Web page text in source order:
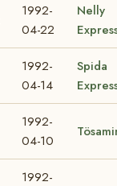
1992-
04-22
Nelly
1992-
04-14
Spida
1992-
04-10
1992-